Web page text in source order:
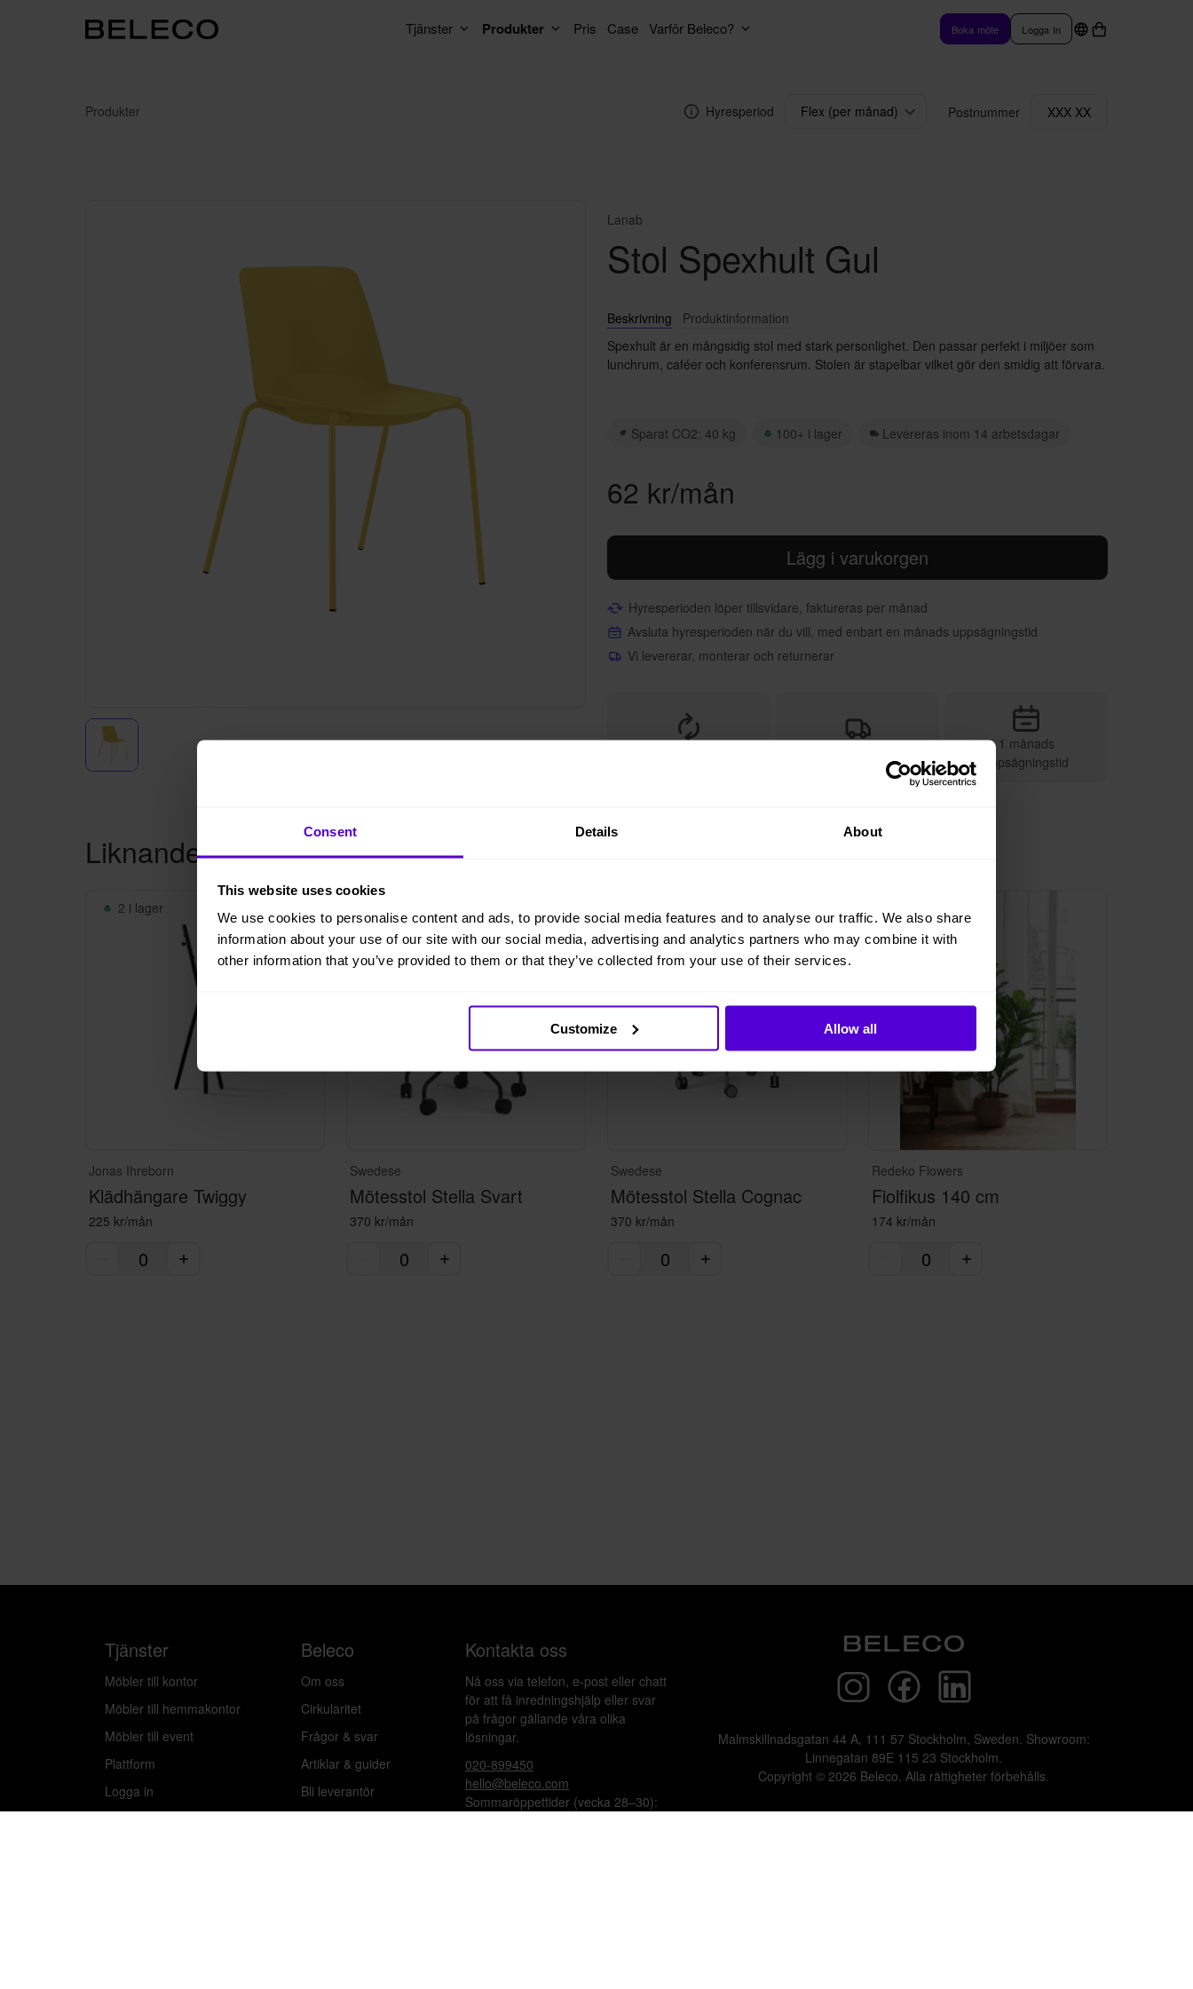
Consent Details About
This website uses cookies
We use cookies to personalise content and ads, to provide social media features and to analyse our traffic. We also share
information about your use of our site with our social media, advertising and analytics partners who may combine it with
other information that you’ve provided to them or that they’ve collected from your use of their services.
Customize Allow all
Tjänster Produkter Pris Case Varför Beleco? Boka möte Logga In
Produkter Hyresperiod Flex (per månad) Postnummer XXX XX
Lanab
Stol Spexhult Gul
Beskrivning
Produktinformation
Spexhult är en mångsidig stol med stark personlighet. Den passar perfekt i miljöer som
lunchrum, caféer och konferensrum. Stolen är stapelbar vilket gör den smidig att förvara.
Sparat CO2: 40 kg 100+ i lager Levereras inom 14 arbetsdagar
62 kr/mån
Lägg i varukorgen
Hyresperioden löper tillsvidare, faktureras per månad
Avsluta hyresperioden när du vill, med enbart en månads uppsägningstid
Vi levererar, monterar och returnerar
1 månads
uppsägningstid
Liknande produkter
2 i lager
Jonas Ihreborn
Klädhängare Twiggy
225 kr/mån
Swedese
Mötesstol Stella Svart
370 kr/mån
Swedese
Mötesstol Stella Cognac
370 kr/mån
Redeko Flowers
Fiolfikus 140 cm
174 kr/mån
Tjänster
Möbler till kontor
Möbler till hemmakontor
Möbler till event
Plattform
Logga in
Beleco
Om oss
Cirkularitet
Frågor & svar
Artiklar & guider
Bli leverantör
Kontakta oss
Nå oss via telefon, e-post eller chatt
för att få inredningshjälp eller svar
på frågor gällande våra olika
lösningar.
020-899450
hello@beleco.com
Sommaröppettider (vecka 28–30):
Malmskillnadsgatan 44 A, 111 57 Stockholm, Sweden. Showroom:
Linnegatan 89E 115 23 Stockholm.
Copyright © 2026 Beleco. Alla rättigheter förbehålls.